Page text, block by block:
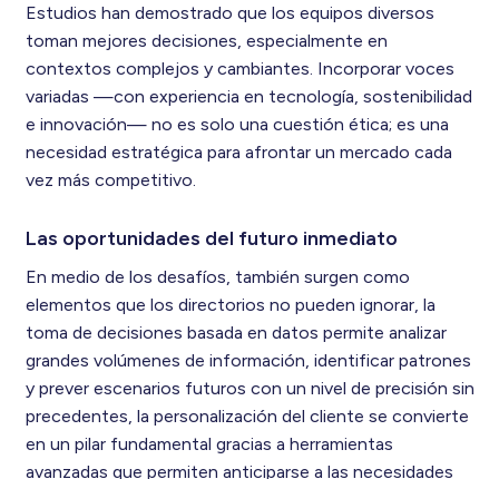
Estudios han demostrado que los equipos diversos
toman mejores decisiones, especialmente en
contextos complejos y cambiantes. Incorporar voces
variadas —con experiencia en tecnología, sostenibilidad
e innovación— no es solo una cuestión ética; es una
necesidad estratégica para afrontar un mercado cada
vez más competitivo.
Las oportunidades del futuro inmediato
En medio de los desafíos, también surgen como
elementos que los directorios no pueden ignorar, la
toma de decisiones basada en datos permite analizar
grandes volúmenes de información, identificar patrones
y prever escenarios futuros con un nivel de precisión sin
precedentes, la personalización del cliente se convierte
en un pilar fundamental gracias a herramientas
avanzadas que permiten anticiparse a las necesidades